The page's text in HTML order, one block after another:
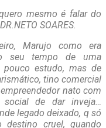
mesmo é falar do
SOARES.
Marujo como era
seu tempo de uma
pouco estudo, mas de
tino comercial
nato com
de dar inveja…
legado deixado, q só
cruel, quando